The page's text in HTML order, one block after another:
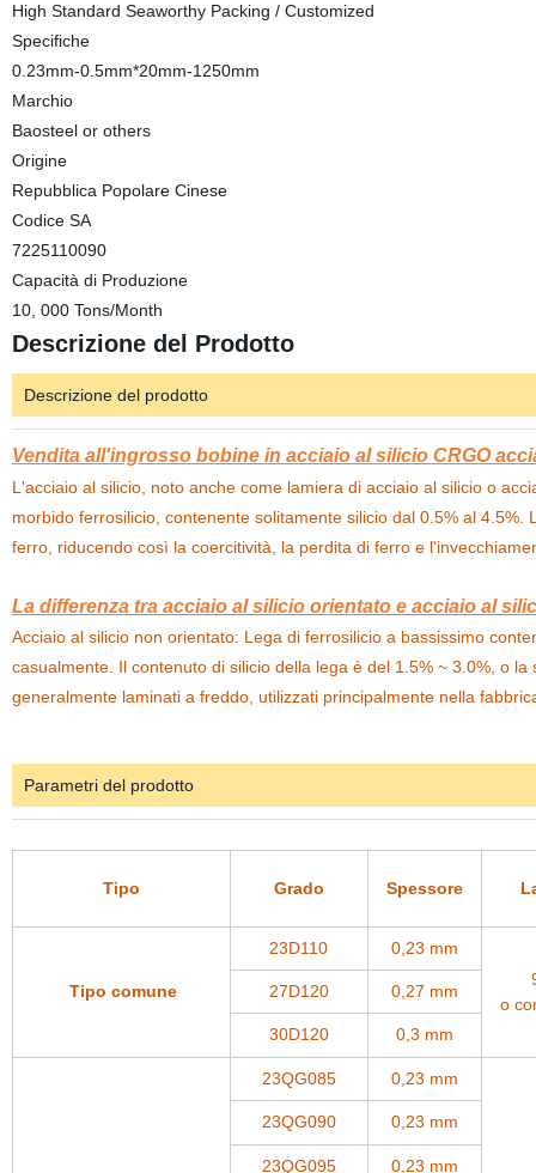
High Standard Seaworthy Packing / Customized
Specifiche
0.23mm-0.5mm*20mm-1250mm
Marchio
Baosteel or others
Origine
Repubblica Popolare Cinese
Codice SA
7225110090
Capacità di Produzione
10, 000 Tons/Month
Descrizione del Prodotto
Descrizione del prodotto
Vendita all'ingrosso bobine in acciaio al silicio CRGO
L'acciaio al silicio, noto anche come lamiera di acciaio al silicio o
morbido ferrosilicio, contenente solitamente silicio dal 0.5% al
ferro, riducendo così la coercitività, la perdita di ferro e
La differenza tra acciaio al silicio orientato e acciaio al
Acciaio al silicio non orientato: Lega di ferrosilicio a bassissimo
casualmente. Il contenuto di silicio della lega è del 1.5% ~ 3.0%, o
generalmente laminati a freddo, utilizzati principalmente nella
Parametri del prodotto
Tipo Grado Spessore
Tipo comune
23D110
0,23 mm
o
27D120 0,27 mm
30D120 0,3 mm
23QG085 0,23 mm
23QG090 0,23 mm
23QG095 0,23 mm